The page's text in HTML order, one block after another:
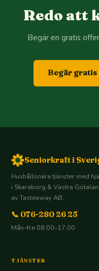
Redo att
Begär en gratis
Begär
Seniorkraft i
Hushållsnära tjänster med
i Skaraborg & Västra
av Tasteaway AB.
📞 076-280 26 25
Mån–fre 08:00–17:00
TJÄNSTER